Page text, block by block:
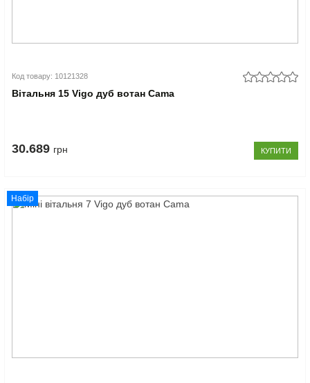
Код товару: 10121328
Вітальня 15 Vigo дуб вотан Cama
30.689 грн КУПИТИ
Набір